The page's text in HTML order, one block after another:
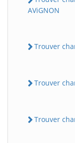
AViGNON
Trouver
Trouver
Trouver